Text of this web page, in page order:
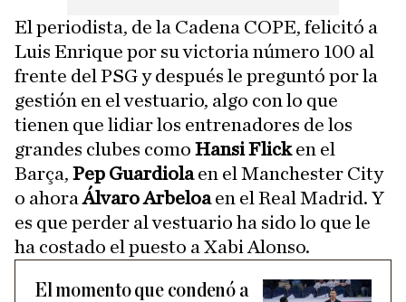
El periodista, de la Cadena COPE, felicitó a
Luis Enrique por su victoria número 100 al
frente del PSG y después le preguntó por la
gestión en el vestuario, algo con lo que
tienen que lidiar los entrenadores de los
grandes clubes como Hansi Flicken el
Barça, Pep Guardiolaen el Manchester City
o ahoraÁlvaro Arbeloaen el Real Madrid. Y
es que perder al vestuario ha sido lo que le
ha costado el puesto a Xabi Alonso.
El momento que condenó a